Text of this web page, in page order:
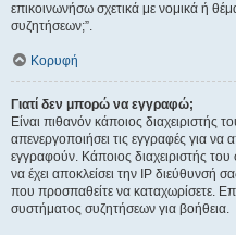
επικοινωνήσω σχετικά με νομικά ή
συζητήσεων;”.
Κορυφή
Γιατί δεν μπορώ να εγγραφώ;
Είναι πιθανόν κάποιος διαχειριστής
απενεργοποιήσει τις εγγραφές για να
εγγραφούν. Κάποιος διαχειριστής
να έχει αποκλείσει την IP διεύθυνσή
που προσπαθείτε να καταχωρίσετε.
συστήματος συζητήσεων για βοήθεια.